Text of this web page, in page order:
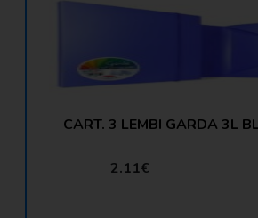
CART. 3 LEMBI GARDA 3L
2.11€